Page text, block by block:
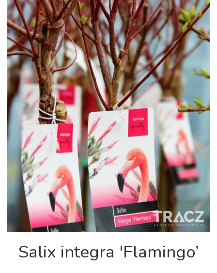
Salix integra 'Flamingo’